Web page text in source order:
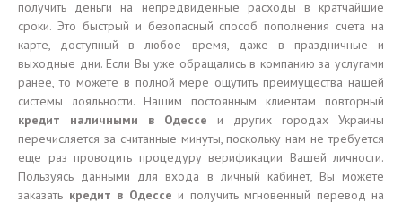
получить деньги на непредвиденные расходы в кратчайшие
сроки. Это быстрый и безопасный способ пополнения счета на
карте, доступный в любое время, даже в праздничные и
выходные дни. Если Вы уже обращались в компанию за услугами
ранее, то можете в полной мере ощутить преимущества нашей
системы лояльности. Нашим постоянным клиентам повторный
кредит наличными в Одессе и других городах Украины
перечисляется за считанные минуты, поскольку нам не требуется
еще раз проводить процедуру верификации Вашей личности.
Пользуясь данными для входа в личный кабинет, Вы можете
заказать кредит в Одессе и получить мгновенный перевод на